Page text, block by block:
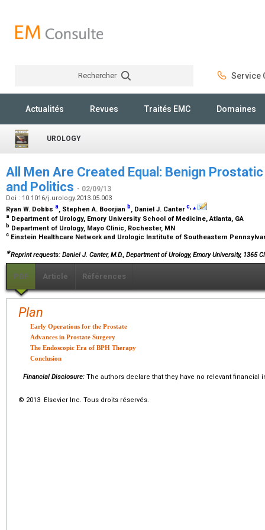
Rechercher Service
Actualités Revues Traités EMC Domaines
UROLOGY
All Men Are Created Equal: Benign
and Politics - 02/09/13
Doi : 10.1016/j.urology.2013.05.003
Ryan W. Dobbs a, Stephen A. Boorjian b, Daniel J. Canterc,⁎
a Department of Urology, Emory University School of Medicine, Atlanta, GA
b Department of Urology, Mayo Clinic, Rochester, MN
c Einstein Healthcare Network and Urologic Institute of Southeastern
∗Reprint requests: Daniel J. Canter, M.D., Department of Urology, Emory University, 1365
PDF Article Références
Plan
Early Operations for the Prostate
Advances in Prostate Surgery
The Endoscopic Era of BPH Therapy
Conclusion
Financial Disclosure: The authors declare that they have no relevant financial
© 2013 Elsevier Inc. Tous droits réservés.